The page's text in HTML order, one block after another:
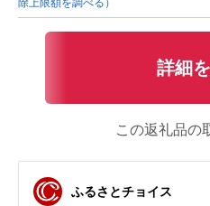
除上限額を調べる）
詳細
この返礼品の
ふるさとチョイス